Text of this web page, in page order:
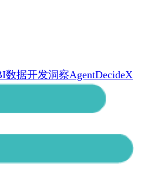
数据开发洞察AgentDecideX